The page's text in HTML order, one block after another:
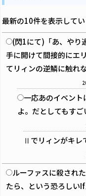
最新の10件を表示してい
(閃1にて)「あ、や
手に開けて間接的にエ
てリィンの逆鱗に触れ
一応あのイベン
よ。だとしてもす
Ⅱでリィンがキレ
ルーファスに殺され
たら、という恐ろしい